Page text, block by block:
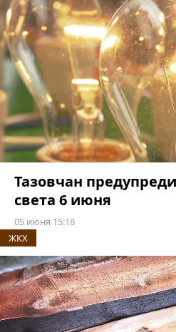
Тазовчан
света 6 июня
05 июня 15:18
ЖКХ